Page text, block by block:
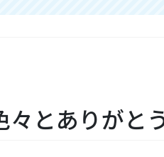
々とありがと